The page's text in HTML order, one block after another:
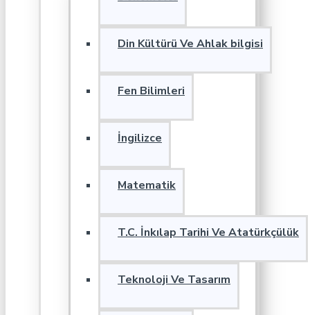
Din Kültürü Ve Ahlak bilgisi
Fen Bilimleri
İngilizce
Matematik
T.C. İnkılap Tarihi Ve Atatürkçülük
Teknoloji Ve Tasarım